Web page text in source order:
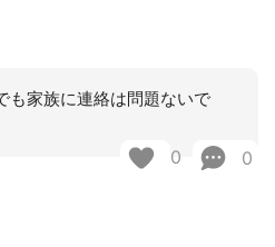
も家族に連絡は問題ないで
0 0